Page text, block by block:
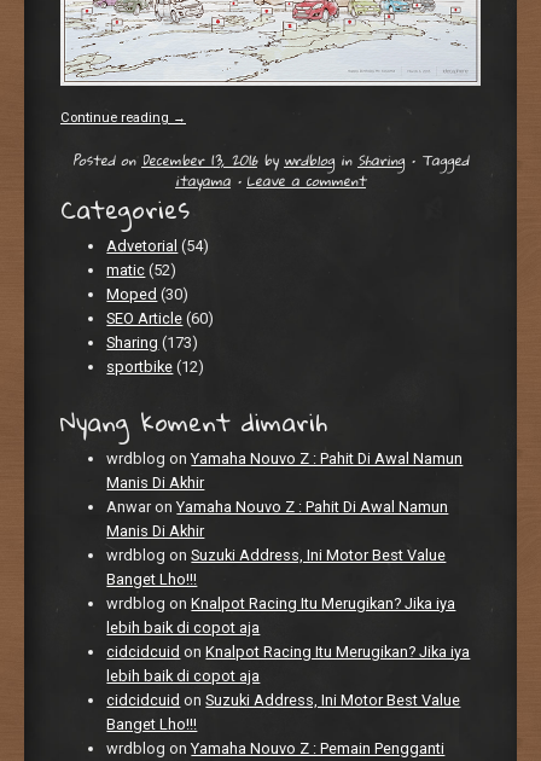
Continue reading →
Posted on December 13, 2016by wrdblog in Sharing • Tagged
itayama • Leave a comment
Categories
Advetorial (54)
matic (52)
Moped (30)
SEO Article (60)
Sharing (173)
sportbike (12)
Nyang koment dimarih
wrdblog onYamaha Nouvo Z : Pahit Di Awal Namun
Manis Di Akhir
Anwar onYamaha Nouvo Z : Pahit Di Awal Namun
Manis Di Akhir
wrdblog onSuzuki Address, Ini Motor Best Value
Banget Lho!!!
wrdblog onKnalpot Racing Itu Merugikan? Jika iya
lebih baik di copot aja
cidcidcuid onKnalpot Racing Itu Merugikan? Jika iya
lebih baik di copot aja
cidcidcuid onSuzuki Address, Ini Motor Best Value
Banget Lho!!!
wrdblog onYamaha Nouvo Z : Pemain Pengganti